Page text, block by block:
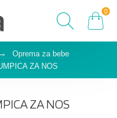
0
Oprema za bebe
ZA NOS
ZA NOS